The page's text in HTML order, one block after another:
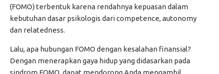
(FOMO) terbentuk karena rendahnya kepuasan dalam
kebutuhan dasar psikologis dari competence, autonomy
dan relatedness.
Lalu, apa hubungan FOMO dengan kesalahan finansial?
Dengan menerapkan gaya hidup yang didasarkan pada